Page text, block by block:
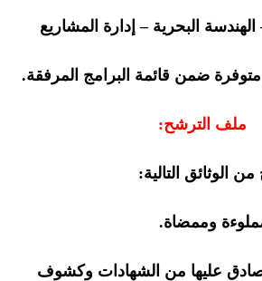
الهندسة البحرية– إدارة المشاريع
ضمن قائمة البرامج المرفقة.
ملف الترشح:
الوثائق التالية:
وممضاة.
عليها من الشهادات وكشوف